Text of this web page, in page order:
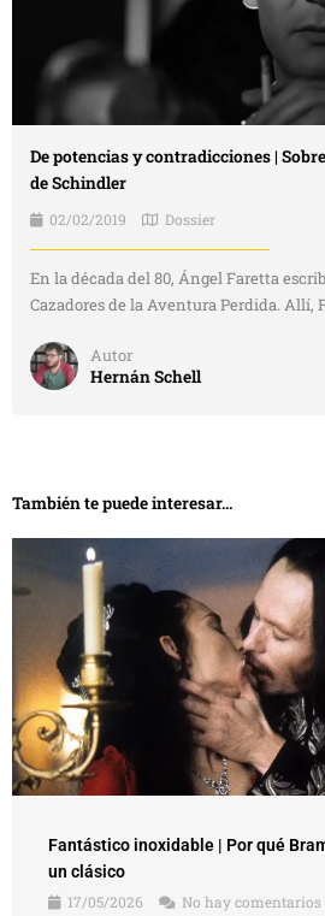
De potencias y contradicciones |
de Schindler
02/02/2019 Dossier
En la década del 80, Ángel Faretta
Cazadores de la Aventura Perdida. Allí,
Autor
Hernán Schell
También te puede interesar...
Fantástico inoxidable | Por qué
un clásico
17/05/2026
No hay comentarios